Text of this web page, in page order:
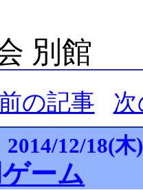
別館
の記事
2014/12/18(木)
ーム